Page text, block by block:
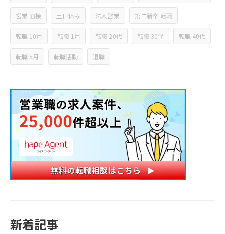
営業 面接 土日休み 法人営業 第二新卒 転職
転職 10月 転職 1月 転職 20代 転職 30代 転職 40代
転職 5月 転職活動 退職
新着記事